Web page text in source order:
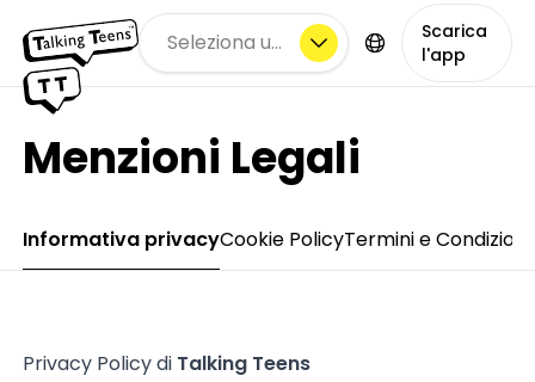
Seleziona una città
Scarica
l'app
Menzioni Legali
Informativa privacyCookie PolicyTermini e Condizioni
Privacy Policy di Talking Teens